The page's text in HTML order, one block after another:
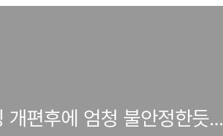
편후에 엄청 불안정한듯...